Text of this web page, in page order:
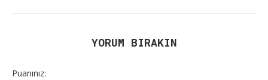
YORUM BIRAKIN
Puanınız: